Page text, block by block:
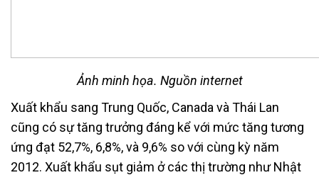
Ảnh minh họa. Nguồn internet
Xuất khẩu sang Trung Quốc, Canada và Thái Lan
cũng có sự tăng trưởng đáng kể với mức tăng tương
ứng đạt 52,7%, 6,8%, và 9,6% so với cùng kỳ năm
2012. Xuất khẩu sụt giảm ở các thị trường như Nhật